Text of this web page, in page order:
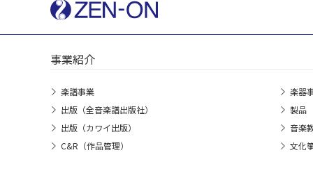
事業紹介
楽譜事業
出版（全音楽譜出版社）
出版（カワイ出版）
C&R（作品管理）
楽器
製品
音楽
文化